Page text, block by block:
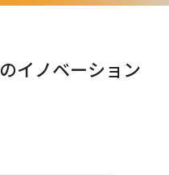
イノベーション